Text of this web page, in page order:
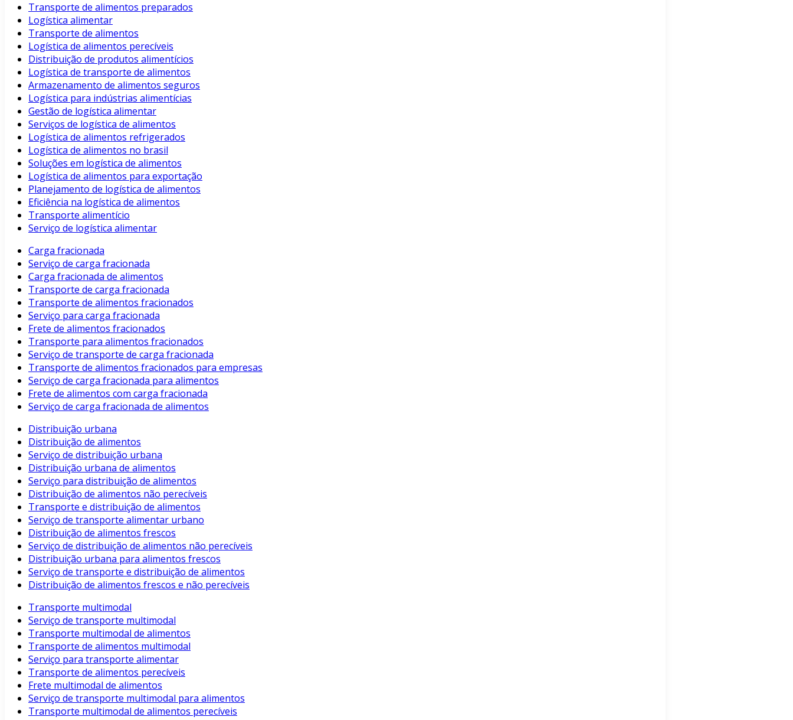
Transporte de alimentos preparados
Logística alimentar
Transporte de alimentos
Logística de alimentos perecíveis
Distribuição de produtos alimentícios
Logística de transporte de alimentos
Armazenamento de alimentos seguros
Logística para indústrias alimentícias
Gestão de logística alimentar
Serviços de logística de alimentos
Logística de alimentos refrigerados
Logística de alimentos no brasil
Soluções em logística de alimentos
Logística de alimentos para exportação
Planejamento de logística de alimentos
Eficiência na logística de alimentos
Transporte alimentício
Serviço de logística alimentar
Carga fracionada
Serviço de carga fracionada
Carga fracionada de alimentos
Transporte de carga fracionada
Transporte de alimentos fracionados
Serviço para carga fracionada
Frete de alimentos fracionados
Transporte para alimentos fracionados
Serviço de transporte de carga fracionada
Transporte de alimentos fracionados para empresas
Serviço de carga fracionada para alimentos
Frete de alimentos com carga fracionada
Serviço de carga fracionada de alimentos
Distribuição urbana
Distribuição de alimentos
Serviço de distribuição urbana
Distribuição urbana de alimentos
Serviço para distribuição de alimentos
Distribuição de alimentos não perecíveis
Transporte e distribuição de alimentos
Serviço de transporte alimentar urbano
Distribuição de alimentos frescos
Serviço de distribuição de alimentos não perecíveis
Distribuição urbana para alimentos frescos
Serviço de transporte e distribuição de alimentos
Distribuição de alimentos frescos e não perecíveis
Transporte multimodal
Serviço de transporte multimodal
Transporte multimodal de alimentos
Transporte de alimentos multimodal
Serviço para transporte alimentar
Transporte de alimentos perecíveis
Frete multimodal de alimentos
Serviço de transporte multimodal para alimentos
Transporte multimodal de alimentos perecíveis